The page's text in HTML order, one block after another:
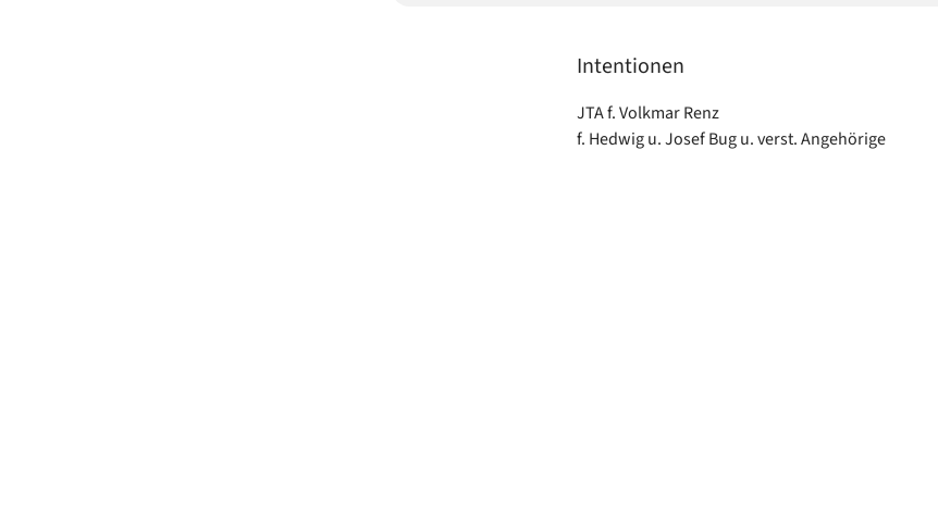
Intentionen
JTA f. Volkmar Renz
f. Hedwig u. Josef Bug u. verst. Angehörige